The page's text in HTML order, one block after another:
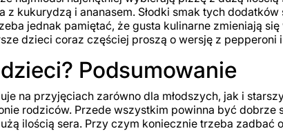
z kukurydzą i ananasem. Słodki smak tych
jednak pamiętać, że gusta kulinarne zmieniają
dzieci coraz częściej proszą o wersję z pepperoni
Podsumowanie
na przyjęciach zarówno dla młodszych, jak i
rodziców. Przede wszystkim powinna być dobrze
ilością sera. Przy czym koniecznie trzeba zadbać